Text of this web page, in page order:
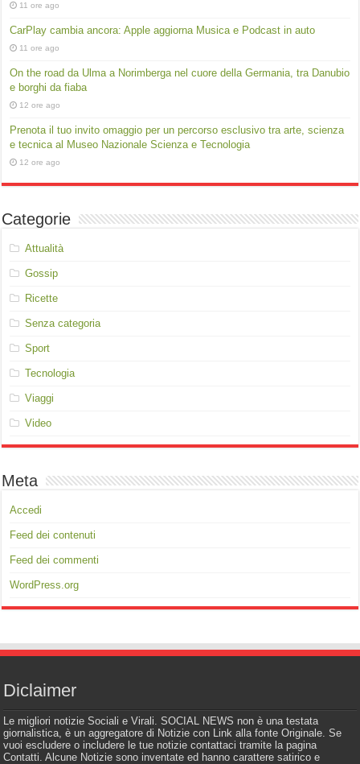
11 ore ago
CarPlay cambia ancora: Apple aggiorna Musica e Podcast in auto
11 ore ago
On the road da Ulma a Norimberga nel cuore della Germania, tra Danubio
e borghi da fiaba
12 ore ago
Prenota il tuo invito omaggio per un percorso esclusivo tra arte, scienza
e tecnica al Museo Nazionale Scienza e Tecnologia
12 ore ago
Categorie
Attualità
Gossip
Ricette
Senza categoria
Sport
Tecnologia
Viaggi
Video
Meta
Accedi
Feed dei contenuti
Feed dei commenti
WordPress.org
Diclaimer
Le migliori notizie Sociali e Virali. SOCIAL NEWS non è una testata
giornalistica, è un aggregatore di Notizie con Link alla fonte Originale. Se
vuoi escludere o includere le tue notizie contattaci tramite la pagina
Contatti. Alcune Notizie sono inventate ed hanno carattere satirico e